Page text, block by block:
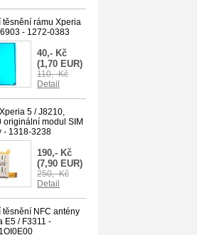
těsnění rámu Xperia
- 1272-0383
40,- Kč
(1,70 EUR)
110,- Kč
Detail
5 / J8210,
originální modul SIM
- 1318-3238
190,- Kč
(7,90 EUR)
250,- Kč
Detail
těsnění NFC antény
E5 / F3311 -